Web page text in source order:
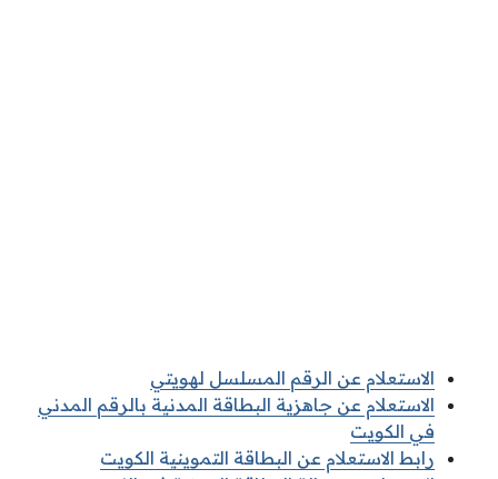
الاستعلام عن الرقم المسلسل لهويتي
الاستعلام عن جاهزية البطاقة المدنية بالرقم المدني
في الكويت
رابط الاستعلام عن البطاقة التموينية الكويت